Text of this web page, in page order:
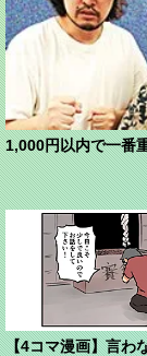
1,000円以内で一番
【4コマ漫画】言わ